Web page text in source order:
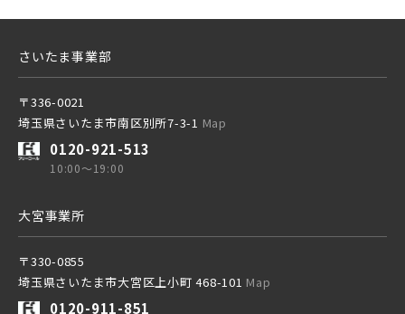
さいたま事業部
〒336-0021
埼玉県さいたま市南区別所7-3-1 Map
0120-921-513
10:00～19:00
大宮事業所
〒330-0855
埼玉県さいたま市大宮区上小町 468-101 Map
0120-911-851